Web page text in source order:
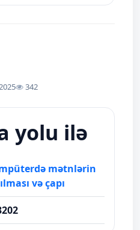
342
yolu ilə
mətnlərin
və çapı